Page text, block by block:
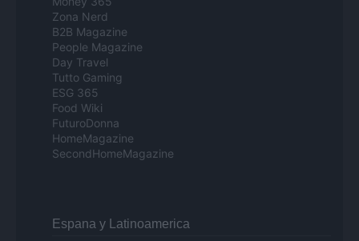
Zona Nerd
B2B Magazine
People Magazine
Day Travel
Tutto Gaming
ESG 365
Food Wiki
FuturoDonna
HomeMagazine
SecondHomeMagazine
Espana y Latinoamerica